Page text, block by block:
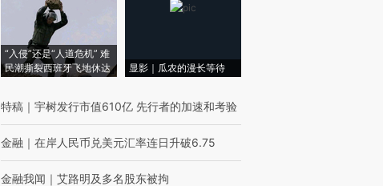
“入侵”还是“人道危机” 难
民潮撕裂西班牙飞地休达
显影｜瓜农的漫长等待
特稿 ｜ 宇树发行市值610亿 先行者的加速和考验
金融 ｜ 在岸人民币兑美元汇率连日升破6.75
金融我闻 ｜ 艾路明及多名股东被拘